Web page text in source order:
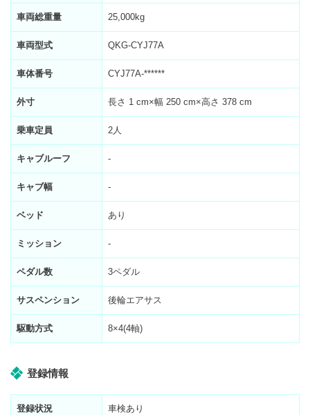
車両総重量 25,000kg
車両型式 QKG-CYJ77A
車体番号 CYJ77A-******
外寸 長さ 1 cm×幅 250 cm×高さ 378 cm
乗車定員 2人
キャブルーフ -
キャブ幅 -
ベッド あり
ミッション -
ペダル数 3ペダル
サスペンション 後輪エアサス
駆動方式 8×4(4軸)
登録情報
登録状況 車検あり